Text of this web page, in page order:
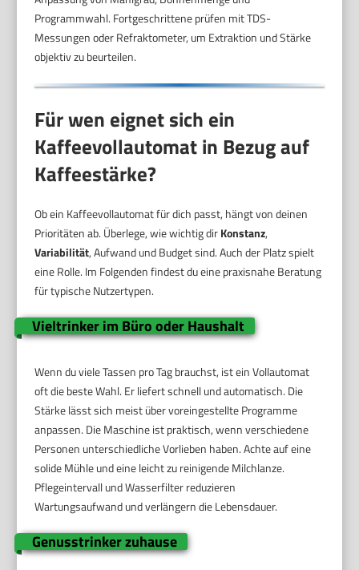
Programmwahl. Fortgeschrittene prüfen mit TDS-
Messungen oder Refraktometer, um Extraktion und Stärke
objektiv zu beurteilen.
Für wen eignet sich ein
Kaffeevollautomat in Bezug auf
Kaffeestärke?
Ob ein Kaffeevollautomat für dich passt, hängt von deinen
Prioritäten ab. Überlege, wie wichtig dirKonstanz,
Variabilität, Aufwand und Budget sind. Auch der Platz spielt
eine Rolle. Im Folgenden findest du eine praxisnahe Beratung
für typische Nutzertypen.
Vieltrinker im Büro oder Haushalt
Wenn du viele Tassen pro Tag brauchst, ist ein Vollautomat
oft die beste Wahl. Er liefert schnell und automatisch. Die
Stärke lässt sich meist über voreingestellte Programme
anpassen. Die Maschine ist praktisch, wenn verschiedene
Personen unterschiedliche Vorlieben haben. Achte auf eine
solide Mühle und eine leicht zu reinigende Milchlanze.
Pflegeintervall und Wasserfilter reduzieren
Wartungsaufwand und verlängern die Lebensdauer.
Genusstrinker zuhause